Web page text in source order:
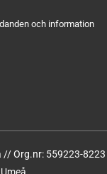
och information
// Org.nr: 559223-8223